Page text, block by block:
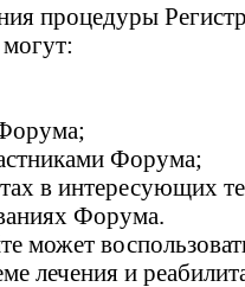
процедуры
Форума;
в интересующих
Форума.
может
лечения и